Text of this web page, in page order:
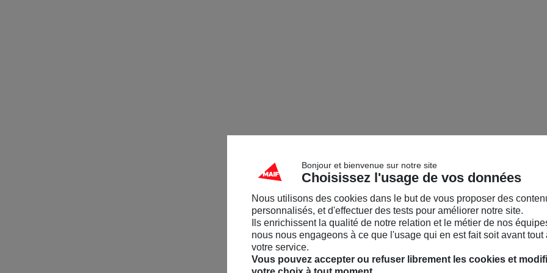
Bonjour et bienvenue sur notre site
Choisissez l'usage de vos données
Nous utilisons des cookies dans le but de vous proposer des
personnalisés, et d'effectuer des tests pour améliorer notre site.
Ils enrichissent la qualité de notre relation et le métier de nos
nous nous engageons à ce que l'usage qui en est fait soit avant tout
votre service.
Vous pouvez accepter ou refuser librement les cookies et